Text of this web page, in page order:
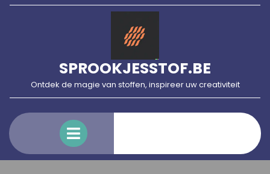
Skip
SPROOKJESSTOF.BE
Ontdek de magie van stoffen, inspireer uw creativiteit
Menu